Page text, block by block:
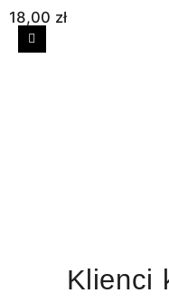
18,00 zł
Poprzedni
Klienci